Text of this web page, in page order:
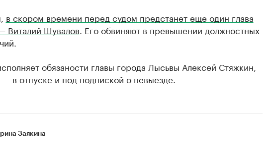
в скором времени перед судом предстанет еще один глава
Виталий Шувалов . Его обвиняют в превышении должностных
обязаности главы города Лысьвы Алексей Стяжкин,
в отпуске и под подпиской о невыезде.
Заякина